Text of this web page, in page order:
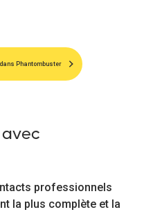
Phantombuster
professionnels
la plus complète et la